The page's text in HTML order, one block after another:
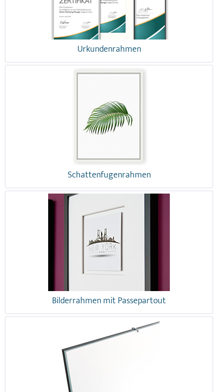
Urkundenrahmen
Schattenfugenrahmen
Bilderrahmen mit Passepartout